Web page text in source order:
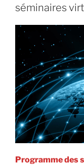
séminaires
Programme des